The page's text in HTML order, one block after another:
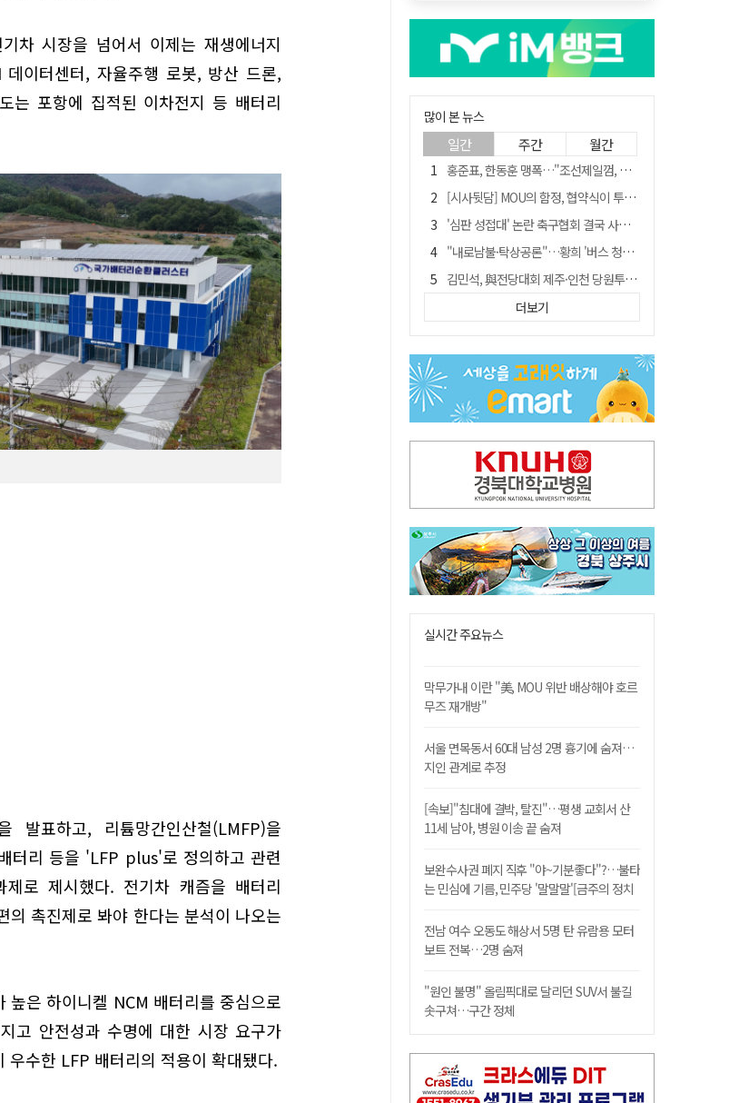
차 시장을 넘어서 이제는 재생에너지
이터센터, 자율주행 로봇, 방산 드론,
는 포항에 집적된 이차전지 등 배터리
발표하고, 리튬망간인산철(LMFP)을
터리 등을 'LFP plus'로 정의하고 관련
제로 제시했다. 전기차 캐즘을 배터리
의 촉진제로 봐야 한다는 분석이 나오는
높은 하이니켈 NCM 배터리를 중심으로
고 안전성과 수명에 대한 시장 요구가
수한 LFP 배터리의 적용이 확대됐다.
많이 본 뉴스
일간 주간 월간
홍준표, 한동훈 맹폭…"조선제일껌, 권력에 살고 권력에 죽었다"
[시사뒷담] MOU의 함정, 협약식이 투자 확정은 아니긴 해
'심판 성접대' 논란 축구협회 결국 사과…"깊이 반성, 쇄신하겠다"
"내로남불·탁상공론"…황희 '버스 청년주택' 제안에 與 내부서도 쓴소리
김민석, 與전당대회 제주·인천 당원투표서 승리…누적 득표는 '초박빙'
"경로당 통장에 비밀번호가 적혀 있다"…전국 돌며 경로당 13곳 턴 30대 구속
휠체어 환자 발로 밀어 숨지게 한 70대 간병인…2심도 집행유예
"침대에 결박, 탈진"…평생 교회서 산 11세 남아, 병원 이송 끝 숨져
[금주의 이슈] 하늘의 외계인, 바다의 귀향자…영화 '호프'와 '오디세이'
더보기
실시간 주요뉴스
막무가내 이란 "美, MOU 위반 배상해야 호르
무즈 재개방"
서울 면목동서 60대 남성 2명 흉기에 숨져…
지인 관계로 추정
[속보]"침대에 결박, 탈진"…평생 교회서 산
11세 남아, 병원 이송 끝 숨져
보완수사권 폐지 직후 "야~기분좋다"?…불타
는 민심에 기름, 민주당 '말말말'[금주의 정치
전남 여수 오동도 해상서 5명 탄 유람용 모터
보트 전복…2명 숨져
"원인 불명" 올림픽대로 달리던 SUV서 불길
솟구쳐…구간 정체